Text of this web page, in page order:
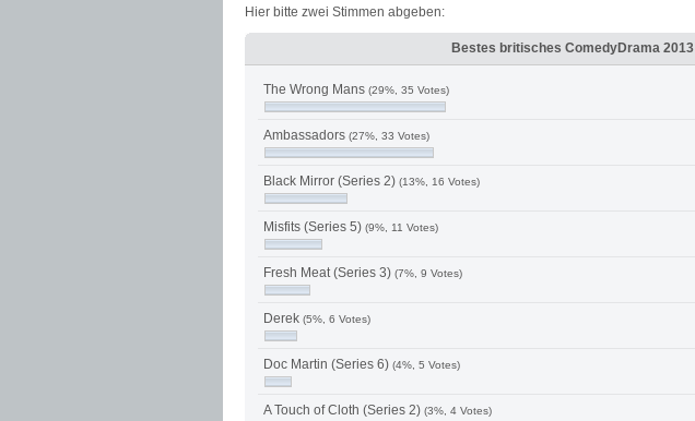
Hier bitte zwei Stimmen abgeben:
Bestes britisches ComedyDrama 2013
The Wrong Mans (29%, 35 Votes)
Ambassadors (27%, 33 Votes)
Black Mirror (Series 2) (13%, 16 Votes)
Misfits (Series 5) (9%, 11 Votes)
Fresh Meat (Series 3) (7%, 9 Votes)
Derek (5%, 6 Votes)
Doc Martin (Series 6) (4%, 5 Votes)
A Touch of Cloth (Series 2) (3%, 4 Votes)